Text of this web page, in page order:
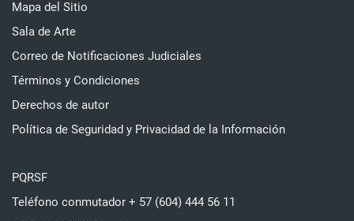
Mapa del Sitio
Sala de Arte
Correo de Notificaciones Judiciales
Términos y Condiciones
Derechos de autor
Política de Seguridad y Privacidad de la Información
PQRSF
Teléfono conmutador + 57 (604) 444 56 11